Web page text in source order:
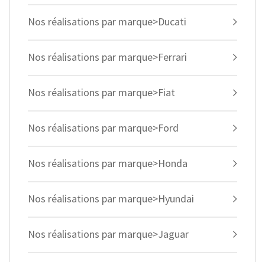
Nos réalisations par marque>Ducati
Nos réalisations par marque>Ferrari
Nos réalisations par marque>Fiat
Nos réalisations par marque>Ford
Nos réalisations par marque>Honda
Nos réalisations par marque>Hyundai
Nos réalisations par marque>Jaguar